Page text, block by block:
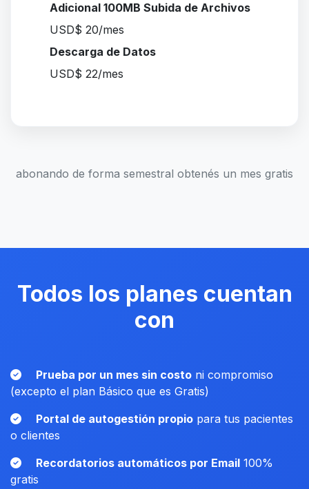
Adicional 100MB Subida de Archivos
USD$ 20/mes
Descarga de Datos
USD$ 22/mes
abonando de forma semestral obtenés un mes gratis
Todos los planes cuentan
con
Prueba por un mes sin costo ni compromiso
(excepto el plan Básico que es Gratis)
Portal de autogestión propio para tus pacientes
o clientes
Recordatorios automáticos por Email 100%
gratis